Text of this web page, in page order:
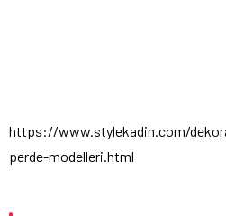
https://www.stylekadin.com/
perde-modelleri.html